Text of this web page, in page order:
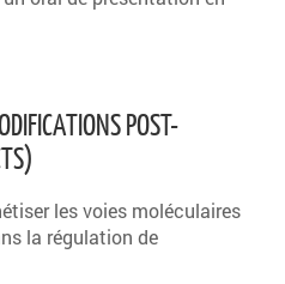
POST-
les voies moléculaires
la régulation de